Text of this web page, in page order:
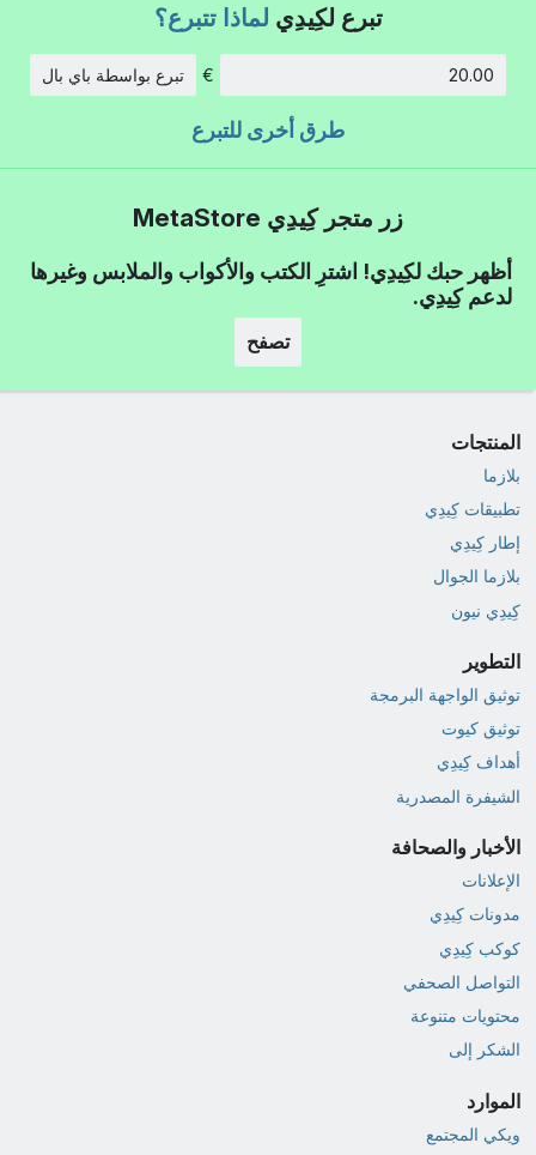
تبرع لكِيدِي لماذا تتبرع؟
€ تبرع بواسطة باي بال
طرق أخرى للتبرع
زر متجر كِيدِي MetaStore
أظهر حبك لكِيدِي! اشترِ الكتب والأكواب والملابس وغيرها
لدعم كِيدِي.
تصفح
المنتجات
بلازما
تطبيقات كِيدِي
إطار كِيدِي
بلازما الجوال
كِيدِي نيون
التطوير
توثيق الواجهة البرمجة
توثيق كيوت
أهداف كِيدِي
الشيفرة المصدرية
الأخبار والصحافة
الإعلانات
مدونات كِيدِي
كوكب كِيدِي
التواصل الصحفي
محتويات متنوعة
الشكر إلى
الموارد
ويكي المجتمع